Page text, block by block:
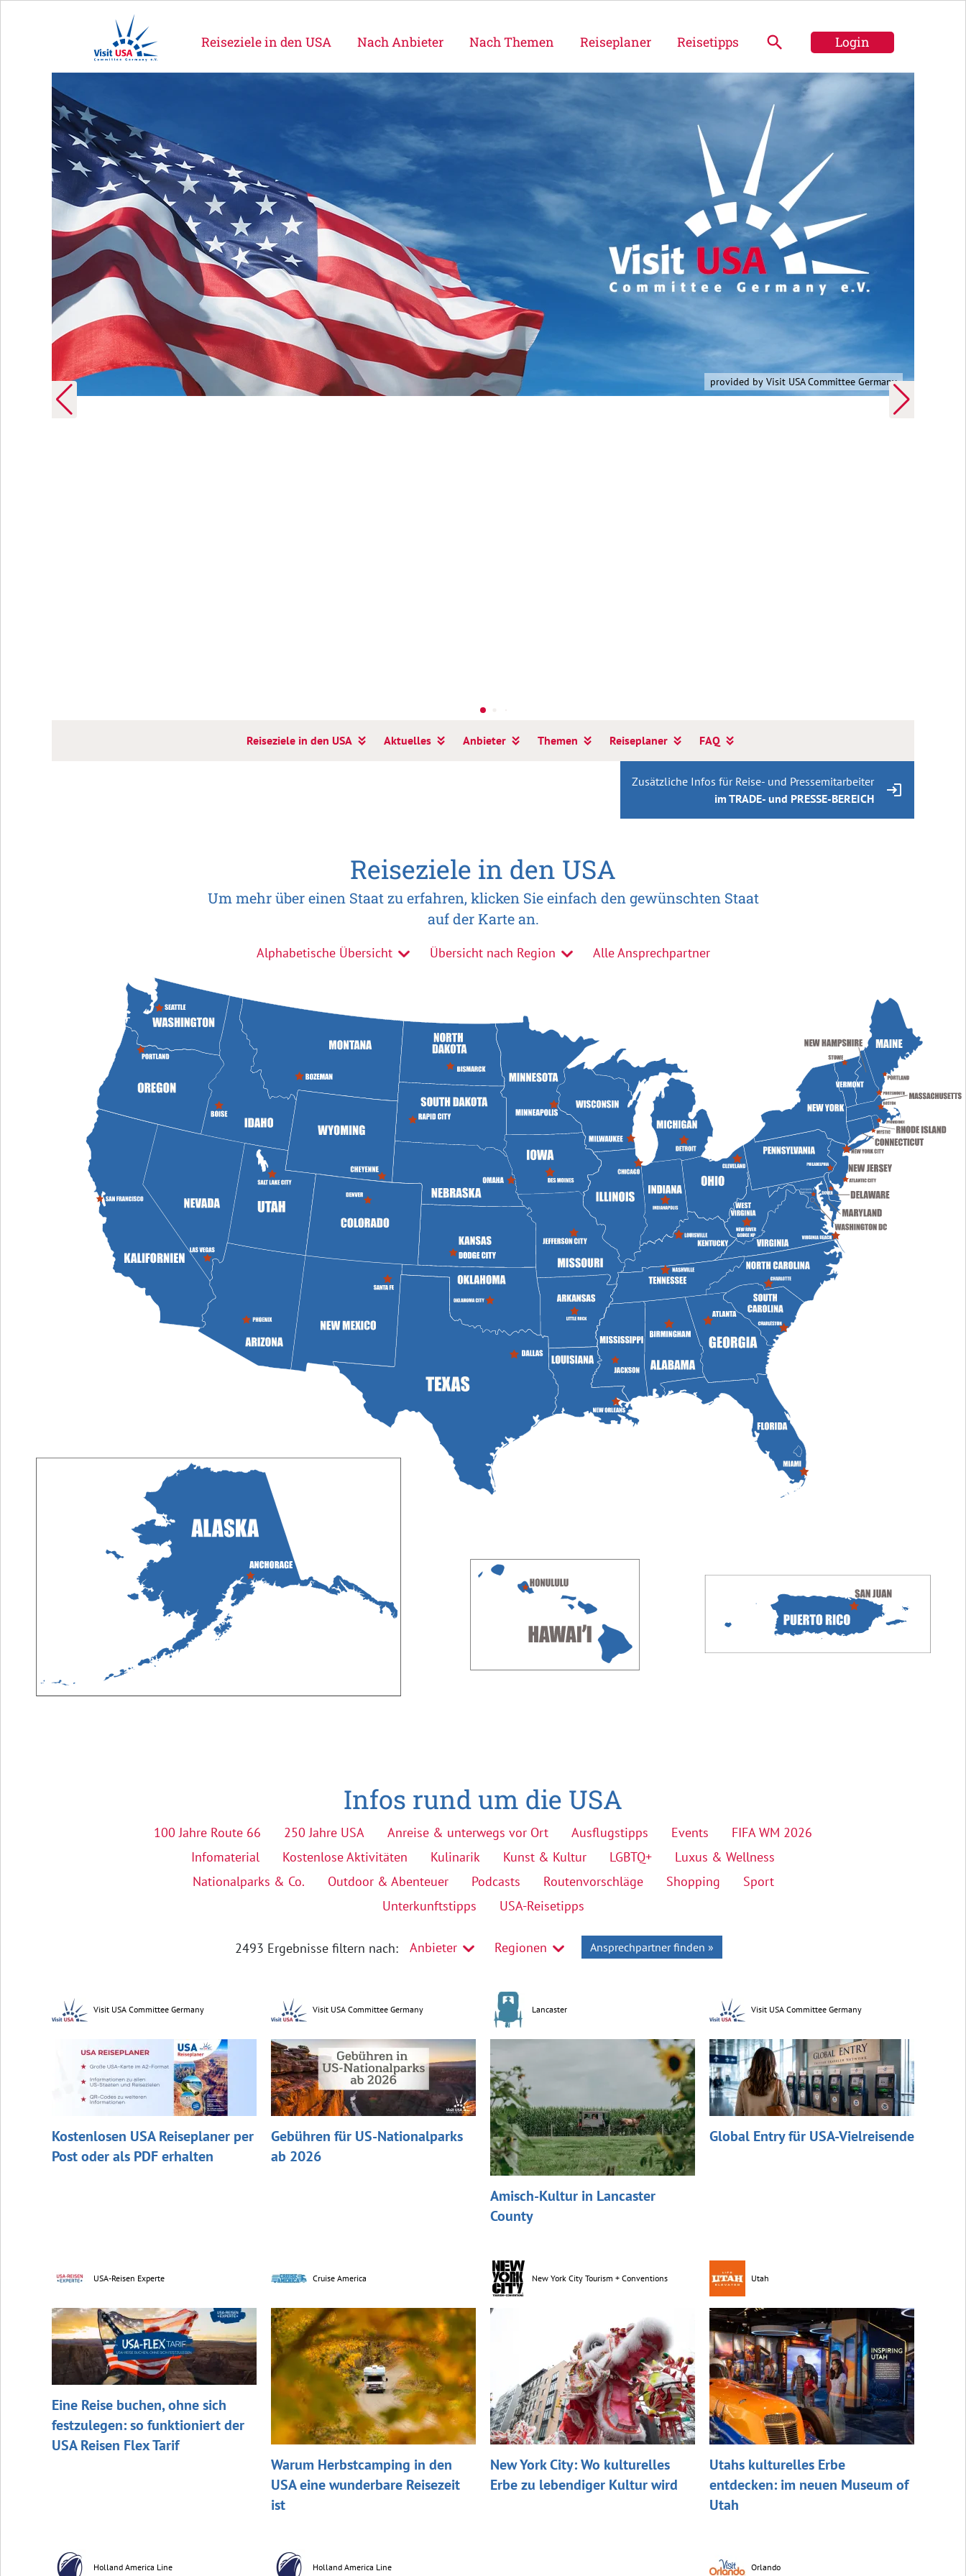
Reiseziele in den USA Nach Anbieter Nach Themen Reiseplaner Reisetipps Login
Reiseziele in den USA Aktuelles Anbieter Themen Reiseplaner FAQ
Zusätzliche Infos für Reise- und Pressemitarbeiter
im TRADE- und PRESSE-BEREICH
Reiseziele in den USA
Um mehr über einen Staat zu erfahren, klicken Sie einfach den gewünschten Staat
auf der Karte an.
Alphabetische Übersicht Übersicht nach Region Alle Ansprechpartner
Infos rund um die USA
100 Jahre Route 66 250 Jahre USA Anreise & unterwegs vor Ort Ausflugstipps Events
FIFA WM 2026
Infomaterial
Kostenlose Aktivitäten Kulinarik Kunst & Kultur LGBTQ+
Luxus & Wellness
Nationalparks & Co.
Outdoor & Abenteuer Podcasts Routenvorschläge Shopping
Sport
Unterkunftstipps
USA-Reisetipps
2493 Ergebnisse filtern nach: Anbieter Regionen Ansprechpartner finden »
Visit USA Committee Germany
Kostenlosen USA Reiseplaner per
Post oder als PDF erhalten
Visit USA Committee Germany
Gebühren für US-Nationalparks
ab 2026
Lancaster
Amisch-Kultur in Lancaster
County
Visit USA Committee Germany
Global Entry für USA-Vielreisende
USA-Reisen Experte
Eine Reise buchen, ohne sich
festzulegen: so funktioniert der
USA Reisen Flex Tarif
Cruise America
Warum Herbstcamping in den
USA eine wunderbare Reisezeit
ist
New York City Tourism + Conventions
New York City: Wo kulturelles
Erbe zu lebendiger Kultur wird
Utah
Utahs kulturelles Erbe
entdecken: im neuen Museum of
Utah
Holland America Line
Holland America Line
Orlando